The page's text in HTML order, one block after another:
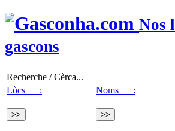
Nos
gascons
Recherche / Cèrca...
Lòcs :
Noms :